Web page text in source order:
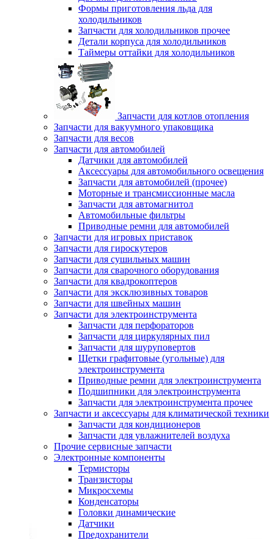
Формы приготовления льда для
холодильников
Запчасти для холодильников прочее
Детали корпуса для холодильников
Таймеры оттайки для холодильников
Запчасти для котлов отопления
Запчасти для вакуумного упаковщика
Запчасти для весов
Запчасти для автомобилей
Датчики для автомобилей
Аксессуары для автомобильного освещения
Запчасти для автомобилей (прочее)
Моторные и трансмиссионные масла
Запчасти для автомагнитол
Автомобильные фильтры
Приводные ремни для автомобилей
Запчасти для игровых приставок
Запчасти для гироскутеров
Запчасти для сушильных машин
Запчасти для сварочного оборудования
Запчасти для квадрокоптеров
Запчасти для эксклюзивных товаров
Запчасти для швейных машин
Запчасти для электроинструмента
Запчасти для перфораторов
Запчасти для циркулярных пил
Запчасти для шуруповертов
Щетки графитовые (угольные) для
электроинструмента
Приводные ремни для электроинструмента
Подшипники для электроинструмента
Запчасти для электроинструмента прочее
Запчасти и аксессуары для климатической техники
Запчасти для кондиционеров
Запчасти для увлажнителей воздуха
Прочие сервисные запчасти
Электронные компоненты
Термисторы
Транзисторы
Микросхемы
Конденсаторы
Головки динамические
Датчики
Предохранители